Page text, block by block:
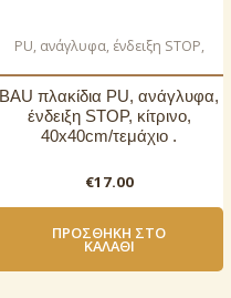
PU, ανάγλυφα, ένδειξη STOP,
BAU πλακίδια PU, ανάγλυφα,
ένδειξη STOP, κίτρινο,
40x40cm/τεμάχιο .
€17.00
ΠΡΟΣΘΉΚΗ ΣΤΟ
ΚΑΛΆΘΙ